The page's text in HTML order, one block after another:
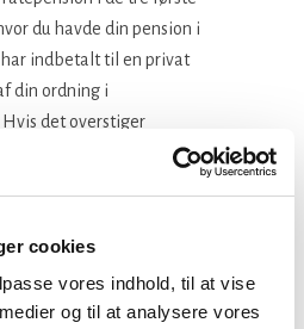
cookies
vores indhold, til at vise
og til at analysere vores
du havde din pension i
har indbetalt til en privat
din ordning i
det overstiger
du rette oplysningerne på
dig
hvor meget du har
indberetter eller andre